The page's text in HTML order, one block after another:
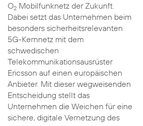
O2Mobilfunknetz der Zukunft.
Dabei setzt das Unternehmen beim
besonders sicherheitsrelevanten
5G-Kernnetz mit dem
schwedischen
Telekommunikationsausrüster
Ericsson auf einen europäischen
Anbieter. Mit dieser wegweisenden
Entscheidung stellt das
Unternehmen die Weichen für eine
sichere, digitale Vernetzung des